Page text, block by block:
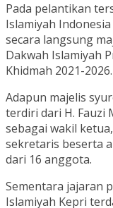
Pada pelantikan
Islamiyah
secara langsung
Dakwah Islamiyah
Khidmah 2021-2026.
Adapun majelis
terdiri dari H. Fauzi
sebagai wakil
sekretaris beserta
dari 16 anggota.
Sementara jajaran
Islamiyah Kepri